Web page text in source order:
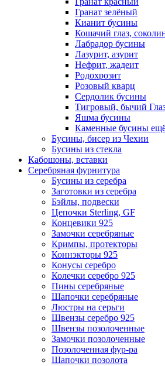
Гранат зелёный
Кианит бусины
Кошачий глаз,
Лабрадор бусины
Лазурит, азурит
Нефрит, жадеит
Родохрозит
Розовый кварц
Сердолик бусины
Тигровый, бычий
Яшма бусины
Каменные бусины
Бусины, бисер из Чехии
Бусины из стекла
Кабошоны, вставки
Серебряная фурнитура
Бусины из серебра
Заготовки из серебра
Бэйлы, подвески
Цепочки Sterling, GF
Концевики 925
Замочки серебряные
Кримпы, протекторы
Коннэкторы 925
Конусы серебро
Колечки серебро 925
Пины серебряные
Шапочки серебряные
Люстры на серьги
Швензы серебро 925
Швензы позолоченные
Замочки позолоченные
Позолоченная фур-ра
Шапочки позолота